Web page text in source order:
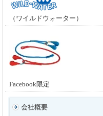
（ワイルドウォーター）
Facebook限定
会社概要